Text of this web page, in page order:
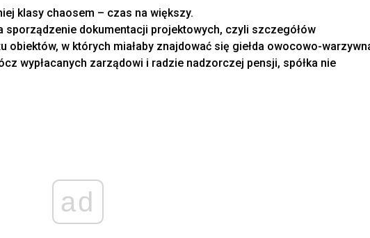
klasy chaosem – czas na większy.
sporządzenie dokumentacji projektowych, czyli szczegółów
obiektów, w których miałaby znajdować się giełda owocowo-
wypłacanych zarządowi i radzie nadzorczej pensji, spółka nie
ad